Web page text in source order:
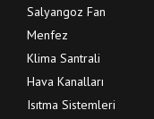
Salyangoz Fan
Menfez
Klima Santrali
Hava Kanalları
Isıtma Sistemleri